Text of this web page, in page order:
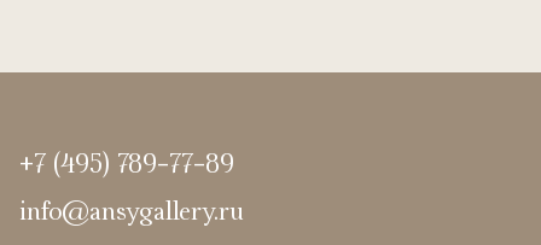
+7 (495) 789-77-89
info@ansygallery.ru